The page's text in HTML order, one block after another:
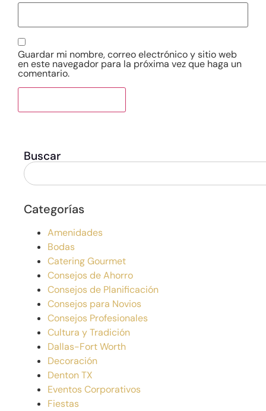
Guardar mi nombre, correo electrónico y sitio web
en este navegador para la próxima vez que haga un
comentario.
Buscar
Categorías
Amenidades
Bodas
Catering Gourmet
Consejos de Ahorro
Consejos de Planificación
Consejos para Novios
Consejos Profesionales
Cultura y Tradición
Dallas-Fort Worth
Decoración
Denton TX
Eventos Corporativos
Fiestas